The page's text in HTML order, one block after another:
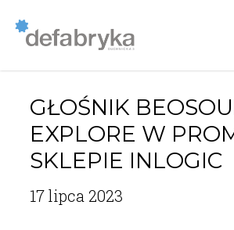
GŁOŚNIK
EXPLORE W
SKLEPIE INLOGIC
17 lipca 2023